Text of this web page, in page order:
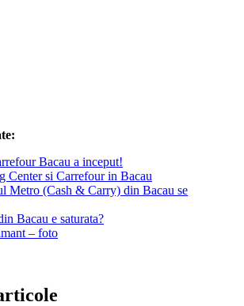
Bacau a inceput!
Center si Carrefour in Bacau
Metro (Cash & Carry) din Bacau se
Bacau e saturata?
– foto